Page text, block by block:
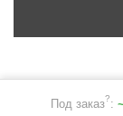
Под заказ?: